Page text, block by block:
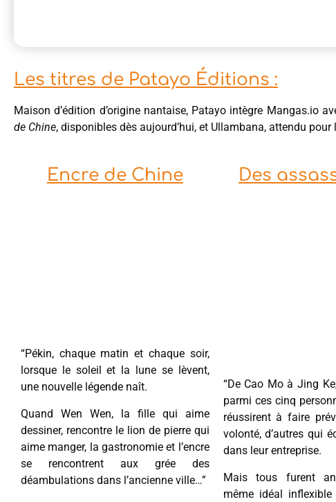
Les titres de Patayo Éditions :
Maison d’édition d’origine nantaise, Patayo intègre Mangas.io
de Chine, disponibles dès aujourd’hui, et Ullambana, attendu pour
Encre de Chine
“Pékin, chaque matin et chaque soir,
lorsque le soleil et la lune se lèvent,
une nouvelle légende naît.
Quand Wen Wen, la fille qui aime
dessiner, rencontre le lion de pierre qui
aime manger, la gastronomie et l’encre
se rencontrent aux grée des
déambulations dans l’ancienne ville…”
Des
“De Cao Mo à Jing
parmi ces cinq
réussirent à faire
volonté, d’autres qui
dans leur entreprise.
Mais tous furent
même idéal inflexible